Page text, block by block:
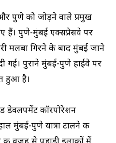
पुणे को जोड़ने वाले प्रमुख
हैं। पुणे-मुंबई एक्सप्रेसवे पर
मलबा गिरने के बाद मुंबई जाने
गई। पुराने मुंबई-पुणे हाईवे पर
हुआ है।
डेवलपमेंट कॉरपोरेशन
मुंबई-पुणे यात्रा टालने की